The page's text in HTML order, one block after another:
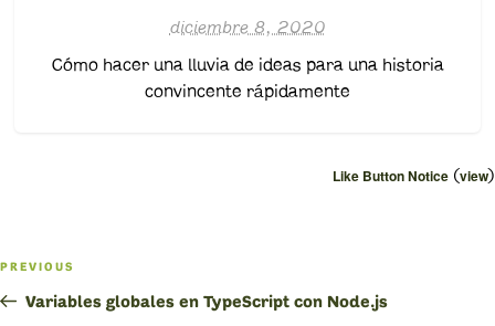
diciembre 8, 2020
Cómo hacer una lluvia de ideas para una historia
convincente rápidamente
Like Button Notice (view)
Navegación
de
Previous
Post
PREVIOUS
Variables globales en TypeScript con Node.js